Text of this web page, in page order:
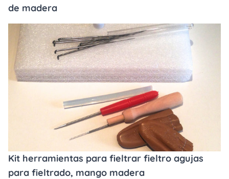
de madera
Kit herramientas para fieltrar fieltro agujas
para fieltrado, mango madera